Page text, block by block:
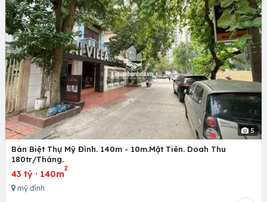
5
Bán Biệt Thự Mỹ Đình. 140m - 10m.Mặt Tiên. Doah Thu
180tr/Tháng.
43 tỷ · 140m
2
mỹ đình